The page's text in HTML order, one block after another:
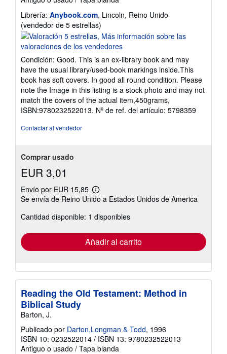
Librería: Anybook.com, Lincoln, Reino Unido
(vendedor de 5 estrellas)
del
vendedor:
de
5
estrellas
Condición: Good. This is an ex-library book and may
have the usual library/used-book markings inside.This
book has soft covers. In good all round condition. Please
note the Image in this listing is a stock photo and may not
match the covers of the actual item,450grams,
ISBN:9780232522013. Nº de ref. del artículo: 5798359
Contactar al vendedor
Comprar usado
EUR 3,01
Envío por EUR 15,85
Más
información
las
tarifas
envío
Se envía de Reino Unido a Estados Unidos de America
Cantidad disponible: 1 disponibles
Añadir al carrito
Reading the Old Testament: Method in
Biblical Study
Barton, J.
Publicado por Darton,Longman & Todd, 1996
ISBN 10: 0232522014 / ISBN 13: 9780232522013
Antiguo o usado / Tapa blanda